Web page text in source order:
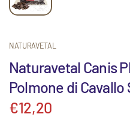
NATURAVETAL
Naturavetal Canis
Polmone di Cavallo
€12,20